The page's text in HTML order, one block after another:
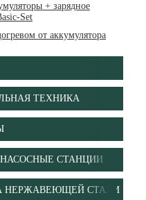
+ зарядное
Set
от аккумулятора
ТЕХНИКА
СТАНЦИИ
НЕРЖАВЕЮЩЕЙ СТАЛИ